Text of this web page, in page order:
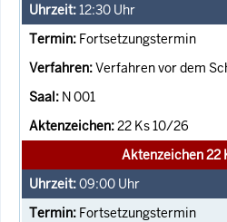
12:30 Uhr
Fortsetzungstermin
Verfahren vor dem
N 001
22 Ks 10/26
Aktenzeichen 22
09:00 Uhr
Fortsetzungstermin